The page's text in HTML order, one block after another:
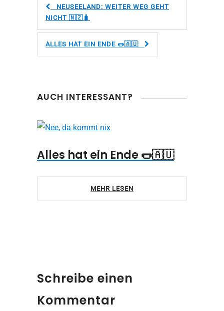
NEUSEELAND: WEITER WEG GEHT
NICHT 🇳🇿🧳
ALLES HAT EIN ENDE 🌭🇦🇺
AUCH INTERESSANT?
Alles hat ein Ende 🌭🇦🇺
MEHR LESEN
Schreibe einen
Kommentar